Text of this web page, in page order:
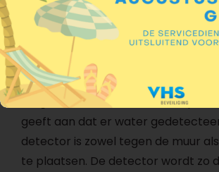
geisers, enz. Het gevaar van
je het niet ruikt. Het is dus voor
dat deze detector in huis aanwezig
De water detector detecteert
vergulde elektrodes. Een led op de
geeft aan dat er water
detector is zowel tegen de muur
te plaatsen. De detector wordt zo